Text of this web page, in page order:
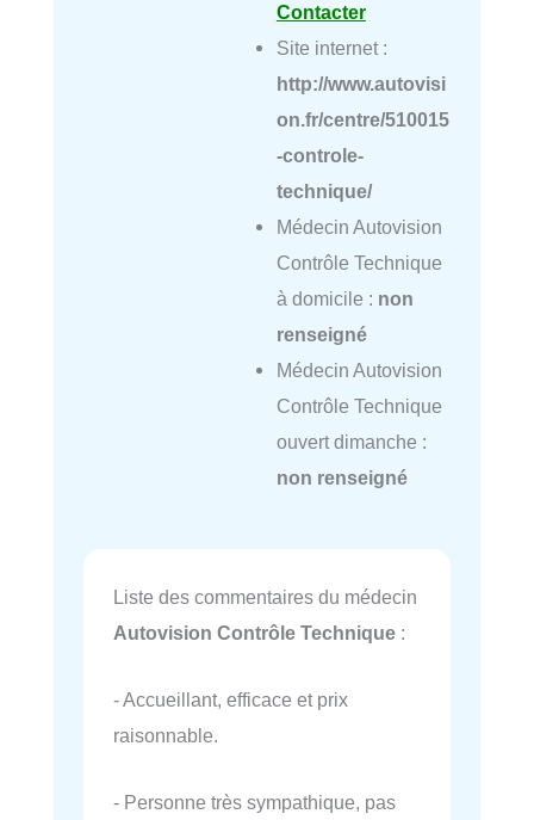
Contacter
Site internet :
http://www.autovisi
on.fr/centre/510015
-controle-
technique/
Médecin Autovision
Contrôle Technique
à domicile : non
renseigné
Médecin Autovision
Contrôle Technique
ouvert dimanche :
non renseigné
Liste des commentaires du médecin
Autovision Contrôle Technique :
- Accueillant, efficace et prix
raisonnable.
- Personne très sympathique, pas